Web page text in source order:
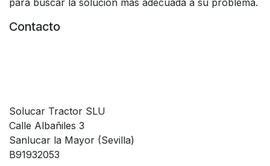
para buscar la solución más adecuada a su problema.
Contacto
Solucar Tractor SLU
Calle Albañiles 3
Sanlucar la Mayor (Sevilla)
B91932053